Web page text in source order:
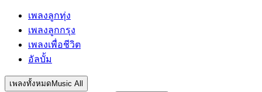
เพลงลูกทุ่ง
เพลงลูกกรุง
เพลงเพื่อชีวิต
อัลบั้ม
เพลงทั้งหมด Music All